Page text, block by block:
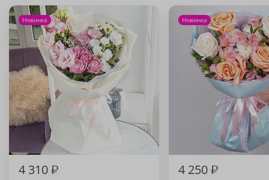
Новинка
4 310₽
Новинка
4 250₽